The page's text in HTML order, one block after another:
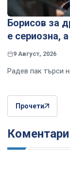
Борисов за
е сериозна,
9 Август, 2026
Радев пак търси
Прочети